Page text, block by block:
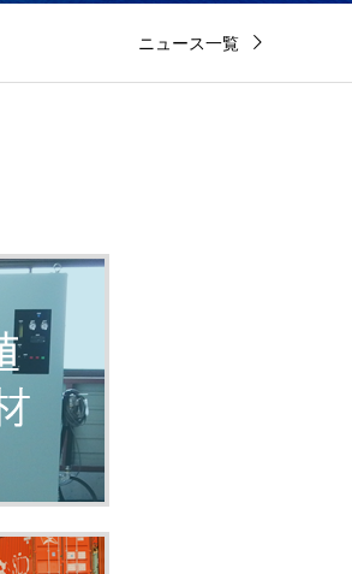
ニュース一覧